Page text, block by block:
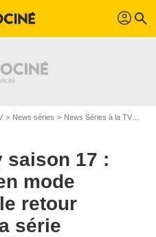
profil search
News séries News Séries à la TV
saison 17 :
mode
retour
série